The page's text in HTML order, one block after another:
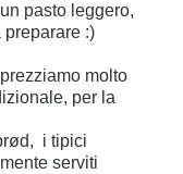
pasto leggero,
:)
molto
per la
i tipici
serviti